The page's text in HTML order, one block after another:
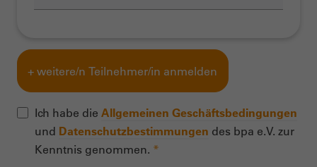
+ weitere/n Teilnehmer/in anmelden
Ich habe die Allgemeinen Geschäftsbedingungen
und Datenschutzbestimmungen des bpa e.V. zur
Kenntnis genommen. *